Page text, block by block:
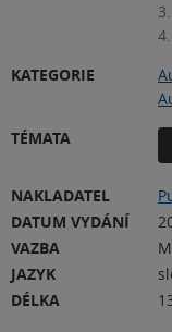
3.
4.
KATEGORIE
TÉMATA
NAKLADATEL
DATUM VYDÁNÍ
VAZBA
JAZYK
DÉLKA